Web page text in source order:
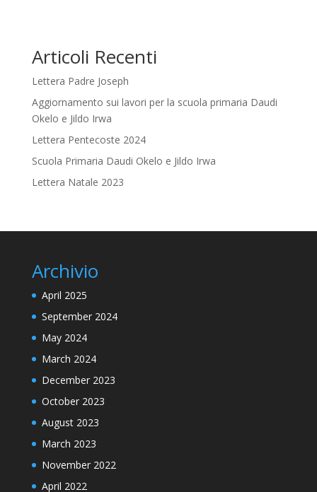
Articoli Recenti
Lettera Padre Joseph
Aggiornamento sui lavori per la scuola primaria Daudi
Okelo e Jildo Irwa
Lettera Pentecoste 2024
Scuola Primaria Daudi Okelo e Jildo Irwa
Lettera Natale 2023
Archivio
April 2025
September 2024
May 2024
March 2024
December 2023
October 2023
August 2023
March 2023
November 2022
April 2022